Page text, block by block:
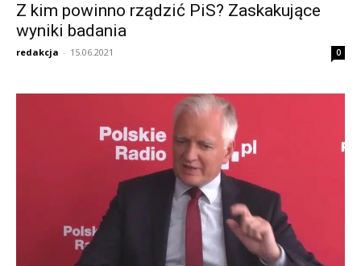
Z kim powinno rządzić PiS? Zaskakujące
wyniki badania
redakcja - 15.06.2021 0